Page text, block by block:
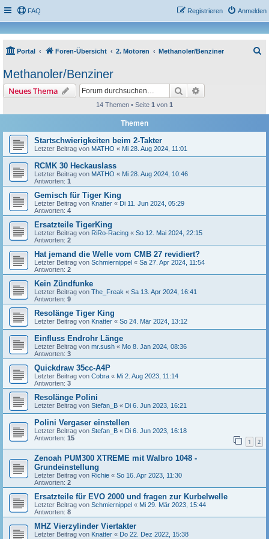
FAQ Anmelden
Registrieren
Portal Foren-Übersicht 2. Motoren Methanoler/Benziner
Methanoler/Benziner
Neues Thema Suche
14 Themen • Seite 1 von 1
Themen
Startschwierigkeiten beim 2-Takter
Letzter Beitrag von MATHO « Mi 28. Aug 2024, 11:01
RCMK 30 Heckauslass
Letzter Beitrag von MATHO « Mi 28. Aug 2024, 10:46
Antworten: 1
Gemisch für Tiger King
Letzter Beitrag von Knatter « Di 11. Jun 2024, 05:29
Antworten: 4
Ersatzteile TigerKing
Letzter Beitrag von RiRo-Racing « So 12. Mai 2024, 22:15
Antworten: 2
Hat jemand die Welle vom CMB 27 revidiert?
Letzter Beitrag von Schmiernippel « Sa 27. Apr 2024, 11:54
Antworten: 2
Kein Zündfunke
Letzter Beitrag von The_Freak « Sa 13. Apr 2024, 16:41
Antworten: 9
Resolänge Tiger King
Letzter Beitrag von Knatter « So 24. Mär 2024, 13:12
Einfluss Endrohr Länge
Letzter Beitrag von mr.sush « Mo 8. Jan 2024, 08:36
Antworten: 3
Quickdraw 35cc-A4P
Letzter Beitrag von Cobra « Mi 2. Aug 2023, 11:14
Antworten: 3
Resolänge Polini
Letzter Beitrag von Stefan_B « Di 6. Jun 2023, 16:21
Polini Vergaser einstellen
Letzter Beitrag von Stefan_B « Di 6. Jun 2023, 16:18
Antworten: 15 1 2
Zenoah PUM300 XTREME mit Walbro 1048 -
Grundeinstellung
Letzter Beitrag von Richie « So 16. Apr 2023, 11:30
Antworten: 2
Ersatzteile für EVO 2000 und fragen zur Kurbelwelle
Letzter Beitrag von Schmiernippel « Mi 29. Mär 2023, 15:44
Antworten: 8
MHZ Vierzylinder Viertakter
Letzter Beitrag von Knatter « Do 22. Dez 2022, 15:38